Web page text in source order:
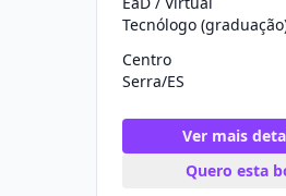
Tecnólogo
Centro
Serra/ES
Ver mais
Quero esta